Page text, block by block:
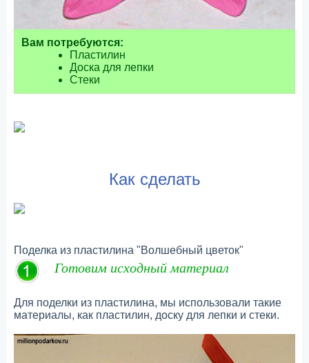
Вам потребуются:
Пластилин
Доска для лепки
Стеки
Как сделать
Поделка из пластилина "Волшебный цветок"
Готовим исходный материал
Для поделки из пластилина, мы использовали такие
материалы, как пластилин, доску для лепки и стеки.